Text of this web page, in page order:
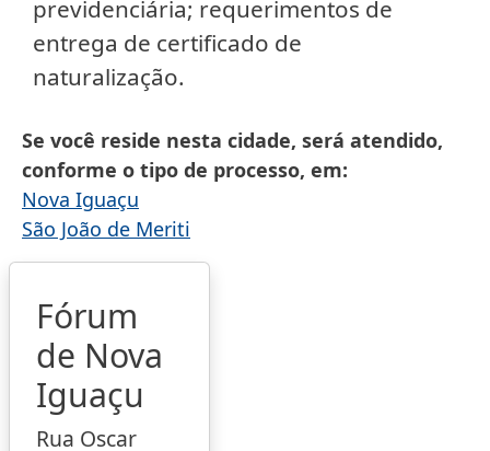
previdenciária; requerimentos de
entrega de certificado de
naturalização.
Se você reside nesta cidade, será atendido,
conforme o tipo de processo, em
Nova Iguaçu
São João de Meriti
Fórum
de Nova
Iguaçu
Rua Oscar